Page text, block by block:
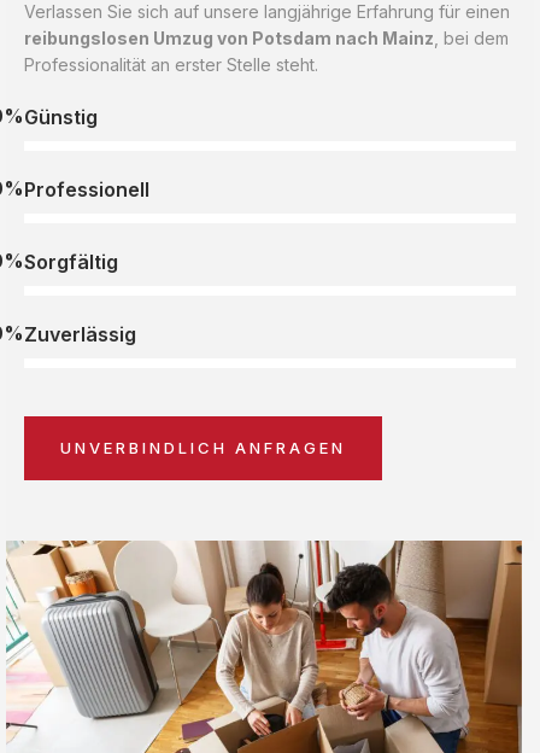
Verlassen Sie sich auf unsere langjährige Erfahrung für einen
reibungslosen Umzug von Potsdam nach Mainz , bei dem
Professionalität an erster Stelle steht.
Günstig
Professionell
Sorgfältig
Zuverlässig
UNVERBINDLICH ANFRAGEN